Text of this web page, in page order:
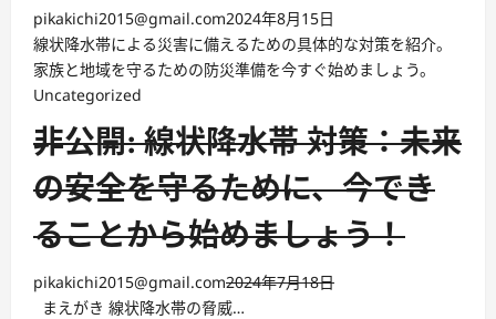
pikakichi2015@gmail.com2024年8月15日
線状降水帯による災害に備えるための具体的な対策を紹介。
家族と地域を守るための防災準備を今すぐ始めましょう。
Uncategorized
非公開: 線状降水帯 対策：未来
の安全を守るために、今でき
ることから始めましょう！
pikakichi2015@gmail.com2024年7月18日
まえがき 線状降水帯の脅威…